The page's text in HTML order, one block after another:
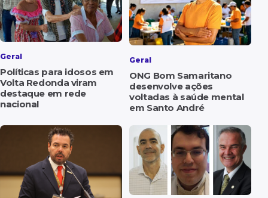
Geral
Políticas para idosos em
Volta Redonda viram
destaque em rede
nacional
Geral
ONG Bom Samaritano
desenvolve ações
voltadas à saúde mental
em Santo André